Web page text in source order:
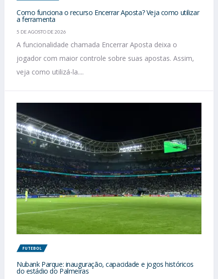
Como funciona o recurso Encerrar Aposta? Veja como utilizar
a ferramenta
5 DE AGOSTO DE 2026
A funcionalidade chamada Encerrar Aposta deixa o
jogador com maior controle sobre suas apostas. Assim,
veja como utilizá-la....
FUTEBOL
Nubank Parque: inauguração, capacidade e jogos históricos
do estádio do Palmeiras